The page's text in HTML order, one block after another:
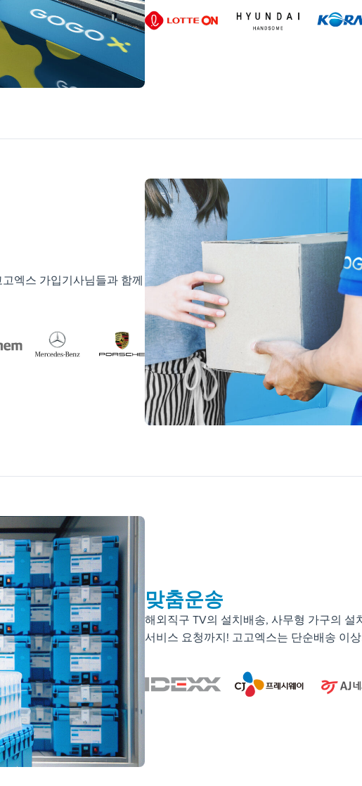
엑스 가입기사님들과 함께
맞춤운송
해외직구 TV의 설치배송, 사무형 가구의
서비스 요청까지! 고고엑스는 단순배송 이